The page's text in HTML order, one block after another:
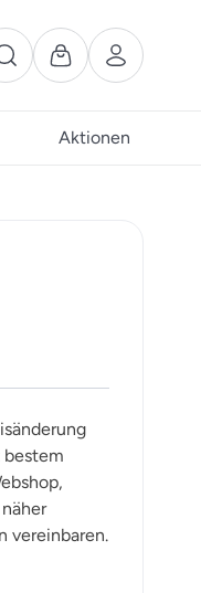
Aktionen
bestem
vereinbaren.